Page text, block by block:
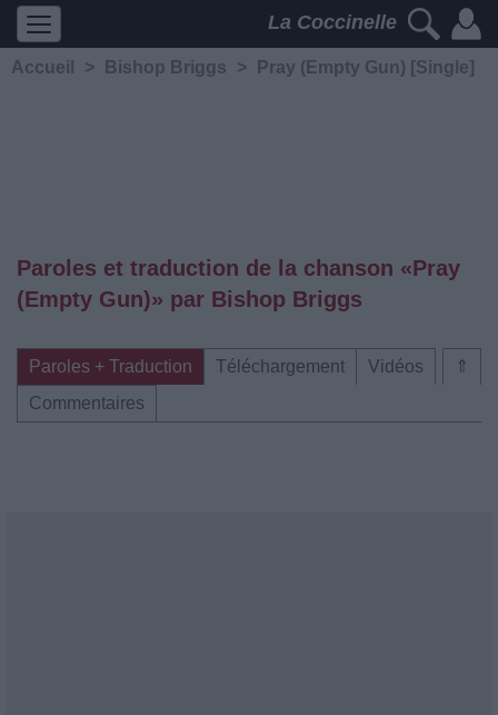
La Coccinelle
Accueil > Bishop Briggs > Pray (Empty Gun) [Single]
Paroles et traduction de la chanson «Pray
(Empty Gun)» par Bishop Briggs
⇑
Paroles + Traduction Téléchargement
Vidéos
Commentaires